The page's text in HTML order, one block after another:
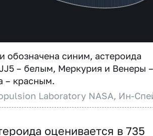
обозначена синим, астероида
– белым, Меркурия и Венеры –
– красным.
Laboratory NASA, Ин-
оценивается в 735